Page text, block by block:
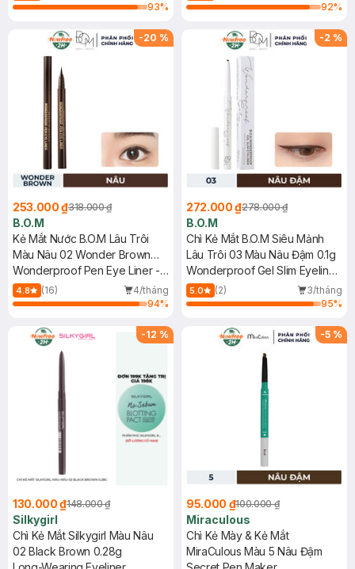
93%
92%
-20 %
253.000 ₫318.000 ₫
B.O.M
Kẻ Mắt Nước B.O.M Lâu Trôi
Màu Nâu 02 Wonder Brown
0.5g
Wonderproof Pen Eye Liner -
02 Wonder Brown
4.8 (16)
4/tháng
94%
-2 %
272.000 ₫278.000 ₫
B.O.M
Chì Kẻ Mắt B.O.M Siêu Mảnh
Lâu Trôi 03 Màu Nâu Đậm 0.1g
Wonderproof Gel Slim Eyeliner
#03 Deep Brown
5.0 (2)
3/tháng
95%
-12 %
130.000 ₫148.000 ₫
Silkygirl
Chì Kẻ Mắt Silkygirl Màu Nâu
02 Black Brown 0.28g
-5 %
95.000 ₫100.000 ₫
Miraculous
Chì Kẻ Mày & Kẻ Mắt
MiraCulous Màu 5 Nâu Đậm